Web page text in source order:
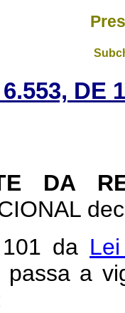
6.553, DE
DA
da
passa a